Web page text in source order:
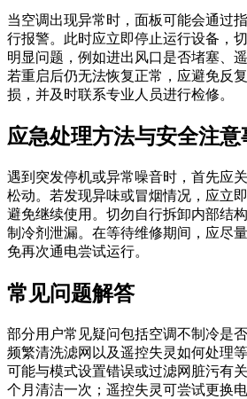
当空调出现异常时，面板可能会通过
行报警。此时应立即停止运行设备，
明显问题，例如进出风口是否堵塞、
若重启后仍无法恢复正常，应避免反
损，并及时联系专业人员进行检修。
应急处理方法与安全注意
遇到突发停机或异常噪音时，首先应
松动。若发现异味或冒烟情况，应立
避免继续使用。切勿自行拆卸内部结
制冷剂泄漏。在等待维修期间，应尽
免再次通电尝试运行。
常见问题解答
部分用户常见疑问包括空调不制冷是
频繁清洗滤网以及遥控失灵如何处理
可能与模式设置错误或过滤网脏污有
个月清洁一次；遥控失灵可尝试更换